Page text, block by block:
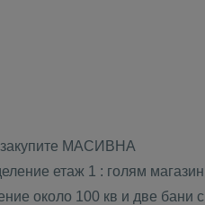
МАСИВНА
етаж 1 : голям магазин
около 100 кв и две бани с